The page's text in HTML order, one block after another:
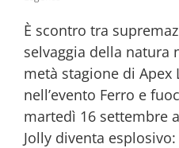
È scontro tra
selvaggia della natura
metà stagione di Apex
nell’evento Ferro e
martedì 16 settembre
Jolly diventa